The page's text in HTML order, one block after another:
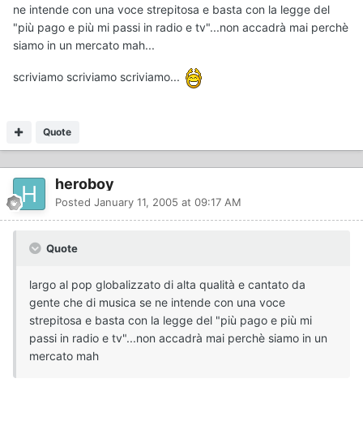
ne intende con una voce strepitosa e basta con la legge del
"più pago e più mi passi in radio e tv"...non accadrà mai perchè
siamo in un mercato mah...
scriviamo scriviamo scriviamo...
Quote
heroboy
Posted January 11, 2005 at 09:17 AM
Quote
largo al pop globalizzato di alta qualità e cantato da
gente che di musica se ne intende con una voce
strepitosa e basta con la legge del "più pago e più mi
passi in radio e tv"...non accadrà mai perchè siamo in un
mercato mah